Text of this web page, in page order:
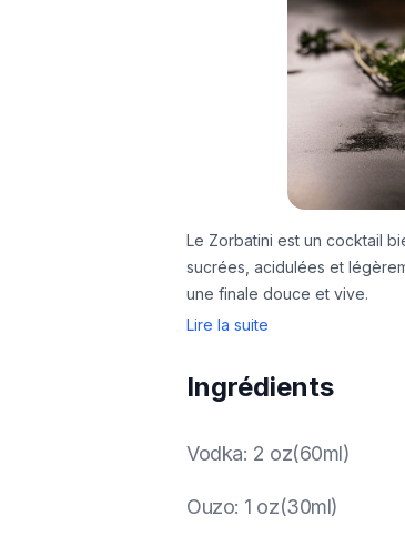
Le Zorbatini est un cocktail
sucrées, acidulées et
une finale douce et vive.
Lire la suite
Ingrédients
Vodka: 2 oz(60ml)
Ouzo: 1 oz(30ml)